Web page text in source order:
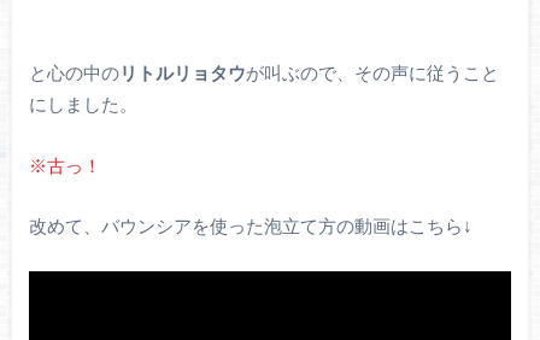
と心の中のリトルリョタウが叫ぶので、その声に従うこと
にしました。
※古っ！
改めて、バウンシアを使った泡立て方の動画はこちら↓